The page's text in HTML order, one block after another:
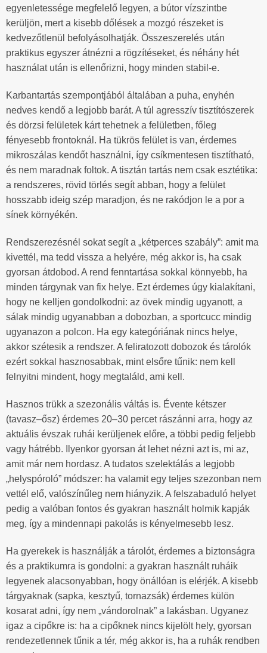
egyenletessége megfelelő legyen, a bútor vízszintbe
kerüljön, mert a kisebb dőlések a mozgó részeket is
kedvezőtlenül befolyásolhatják. Összeszerelés után
praktikus egyszer átnézni a rögzítéseket, és néhány hét
használat után is ellenőrizni, hogy minden stabil-e.
Karbantartás szempontjából általában a puha, enyhén
nedves kendő a legjobb barát. A túl agresszív tisztítószerek
és dörzsi felületek kárt tehetnek a felületben, főleg
fényesebb frontoknál. Ha tükrös felület is van, érdemes
mikroszálas kendőt használni, így csíkmentesen tisztítható,
és nem maradnak foltok. A tisztán tartás nem csak esztétika:
a rendszeres, rövid törlés segít abban, hogy a felület
hosszabb ideig szép maradjon, és ne rakódjon le a por a
sínek környékén.
Rendszerezésnél sokat segít a „kétperces szabály”: amit ma
kivettél, ma tedd vissza a helyére, még akkor is, ha csak
gyorsan átdobod. A rend fenntartása sokkal könnyebb, ha
minden tárgynak van fix helye. Ezt érdemes úgy kialakítani,
hogy ne kelljen gondolkodni: az övek mindig ugyanott, a
sálak mindig ugyanabban a dobozban, a sportcucc mindig
ugyanazon a polcon. Ha egy kategóriának nincs helye,
akkor szétesik a rendszer. A feliratozott dobozok és tárolók
ezért sokkal hasznosabbak, mint elsőre tűnik: nem kell
felnyitni mindent, hogy megtaláld, ami kell.
Hasznos trükk a szezonális váltás is. Évente kétszer
(tavasz–ősz) érdemes 20–30 percet rászánni arra, hogy az
aktuális évszak ruhái kerüljenek előre, a többi pedig feljebb
vagy hátrébb. Ilyenkor gyorsan át lehet nézni azt is, mi az,
amit már nem hordasz. A tudatos szelektálás a legjobb
„helyspóroló” módszer: ha valamit egy teljes szezonban nem
vettél elő, valószínűleg nem hiányzik. A felszabaduló helyet
pedig a valóban fontos és gyakran használt holmik kapják
meg, így a mindennapi pakolás is kényelmesebb lesz.
Ha gyerekek is használják a tárolót, érdemes a biztonságra
és a praktikumra is gondolni: a gyakran használt ruháik
legyenek alacsonyabban, hogy önállóan is elérjék. A kisebb
tárgyaknak (sapka, kesztyű, tornazsák) érdemes külön
kosarat adni, így nem „vándorolnak” a lakásban. Ugyanez
igaz a cipőkre is: ha a cipőknek nincs kijelölt hely, gyorsan
rendezetlennek tűnik a tér, még akkor is, ha a ruhák rendben